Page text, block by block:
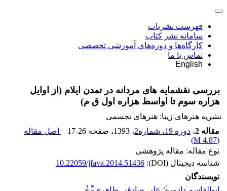
فهرست نشریات
سامانه نشر کتاب
کارگاه‌ها و دوره‌های آموزشی تخصصی
تماس با ما
English
بررسی نقشمایه های مردانه در تمدن ایلام (از اوایل
هزاره سوم تا اواسط هزاره اول ق م)
نشریه هنرهای زیبا: هنرهای تجسمی
مقاله 2
، دوره 19، شماره2 ، 1393 ، صفحه 17-26
اصل مقاله
(
4.87 M
)
نوع مقاله: مقاله پژوهشی
شناسه دیجیتال (DOI):
10.22059/jfava.2014.51436
نویسندگان
1
*
2